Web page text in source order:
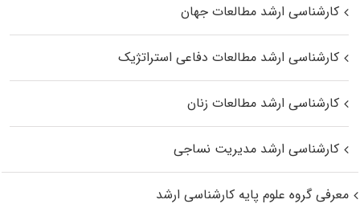
کارشناسی ارشد مطالعات جهان
کارشناسی ارشد مطالعات دفاعی استراتژیک
کارشناسی ارشد مطالعات زنان
کارشناسی ارشد مدیریت نساجی
معرفی گروه علوم پایه کارشناسی ارشد